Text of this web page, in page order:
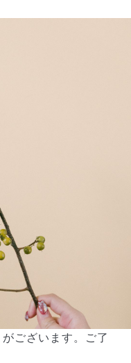
折れている」などの
もお気軽にサポート
償いたします。
実際にお届けする商
物なので、どうして
ありますが、できる
届けできるように人
ございます。ご了